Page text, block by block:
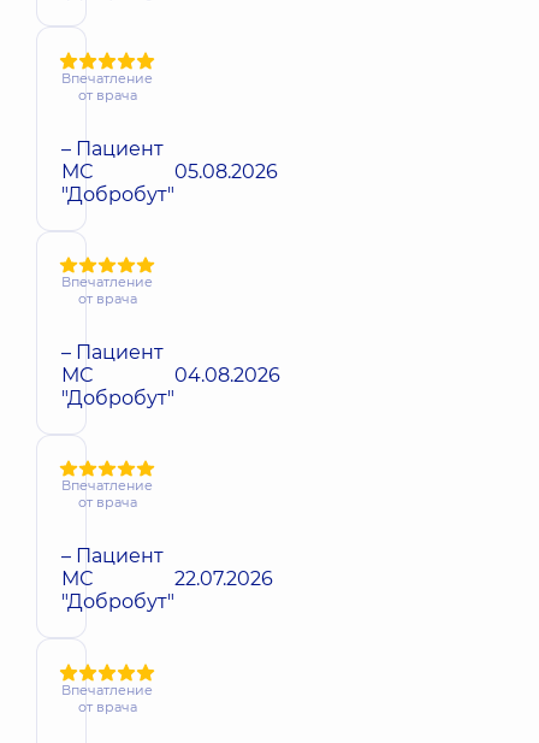
Впечатление
от врача
– Пациент
МС
"Добробут"
05.08.2026
Впечатление
от врача
– Пациент
МС
"Добробут"
04.08.2026
Впечатление
от врача
– Пациент
МС
"Добробут"
22.07.2026
Впечатление
от врача